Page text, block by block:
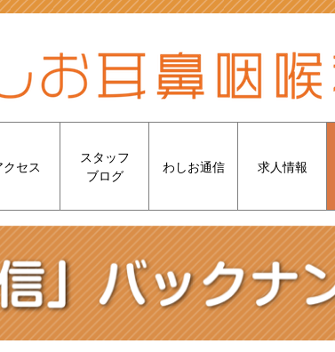
クセス
スタッフ
ブログ
わしお通信 求人情報